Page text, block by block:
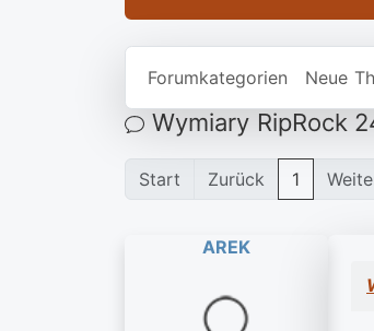
Forumkategorien Neue
Wymiary RipRock
Start Zurück 1
AREK